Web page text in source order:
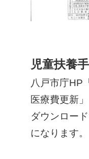
児童扶養
八戸市庁HP
医療費更新
ダウンロー
になります。